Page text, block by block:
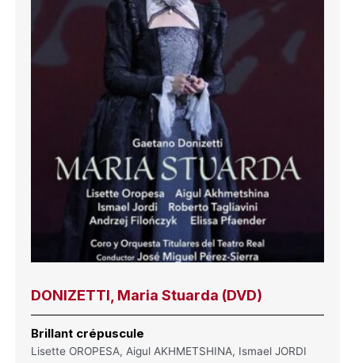
DONIZETTI, Maria Stuarda (DVD)
Brillant crépuscule
Lisette OROPESA, Aigul AKHMETSHINA, Ismael JORDI